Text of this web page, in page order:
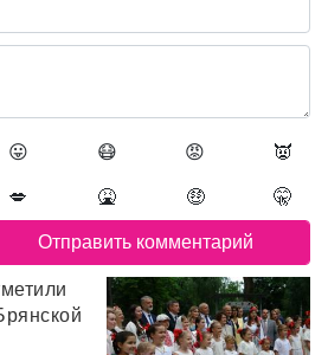
😛 😷 😡 👿
💋 🤮 🤑 🤫